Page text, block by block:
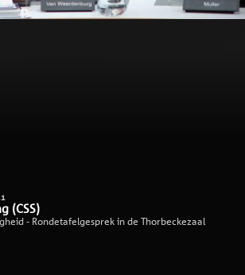
(CSS)
- Rondetafelgesprek in de Thorbeckezaal